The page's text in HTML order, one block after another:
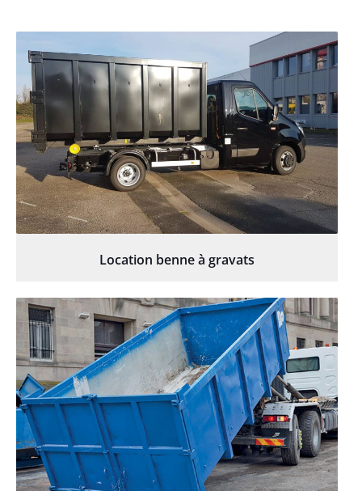
Location benne à gravats